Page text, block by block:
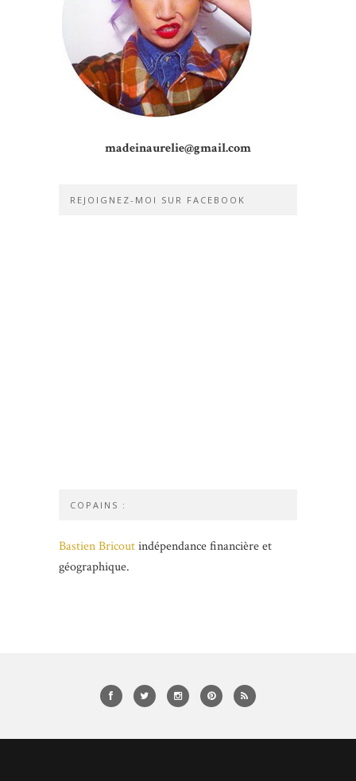
madeinaurelie@gmail.com
REJOIGNEZ-MOI SUR FACEBOOK
COPAINS :
Bastien Bricoutindépendance financière et
géographique.